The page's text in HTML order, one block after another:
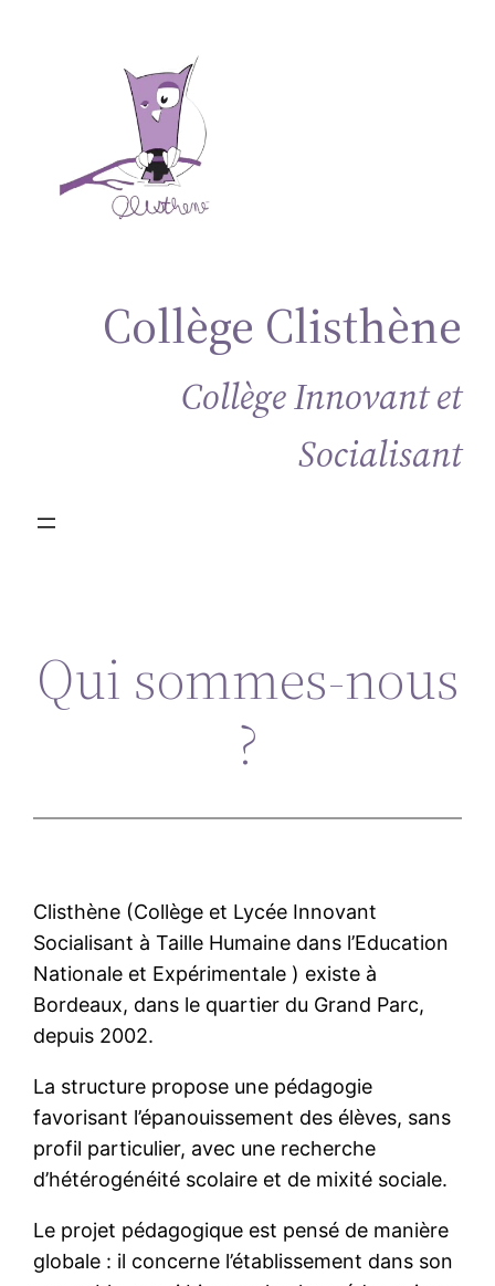
Collège Clisthène
Collège Innovant et
Socialisant
Qui sommes-nous
?
Clisthène (Collège et Lycée Innovant
Socialisant à Taille Humaine dans l’Education
Nationale et Expérimentale ) existe à
Bordeaux, dans le quartier du Grand Parc,
depuis 2002.
La structure propose une pédagogie
favorisant l’épanouissement des élèves, sans
profil particulier, avec une recherche
d’hétérogénéité scolaire et de mixité sociale.
Le projet pédagogique est pensé de manière
globale : il concerne l’établissement dans son